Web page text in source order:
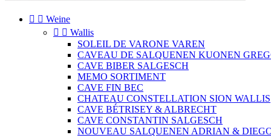
  Weine
  Wallis
SOLEIL DE VARONE VAREN
CAVEAU DE SALQUENEN KUONEN
CAVE BIBER SALGESCH
MEMO SORTIMENT
CAVE FIN BEC
CHATEAU CONSTELLATION SION WALLIS
CAVE BÉTRISEY & ALBRECHT
CAVE CONSTANTIN SALGESCH
NOUVEAU SALQUENEN ADRIAN &